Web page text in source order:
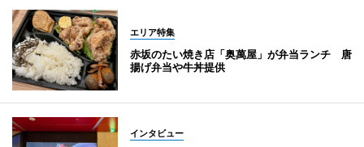
エリア特集
赤坂のたい焼き店「奥萬屋」が弁当ランチ 唐
揚げ弁当や牛丼提供
インタビュー